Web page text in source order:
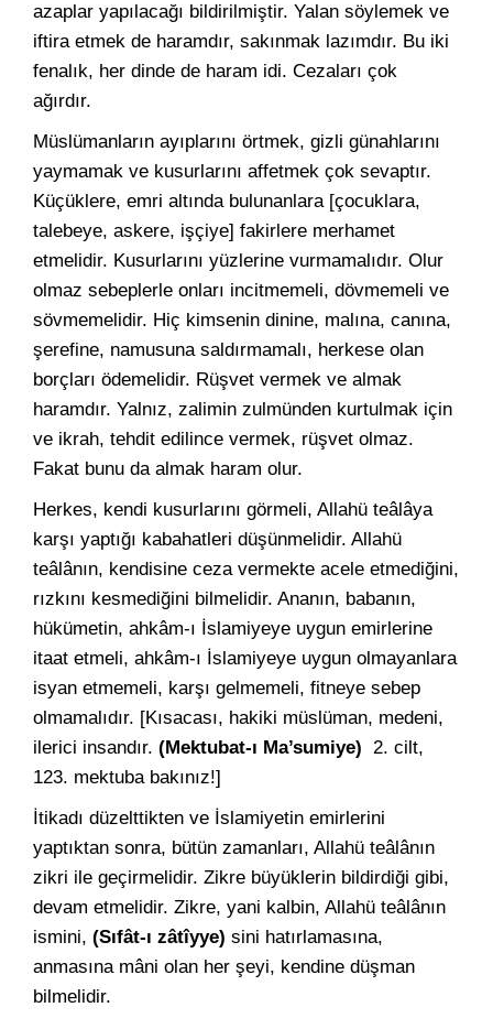
azaplar yapılacağı bildirilmiştir. Yalan söylemek ve
iftira etmek de haramdır, sakınmak lazımdır. Bu iki
fenalık, her dinde de haram idi. Cezaları çok
ağırdır.
Müslümanların ayıplarını örtmek, gizli günahlarını
yaymamak ve kusurlarını affetmek çok sevaptır.
Küçüklere, emri altında bulunanlara [çocuklara,
talebeye, askere, işçiye] fakirlere merhamet
etmelidir. Kusurlarını yüzlerine vurmamalıdır. Olur
olmaz sebeplerle onları incitmemeli, dövmemeli ve
sövmemelidir. Hiç kimsenin dinine, malına, canına,
şerefine, namusuna saldırmamalı, herkese olan
borçları ödemelidir. Rüşvet vermek ve almak
haramdır. Yalnız, zalimin zulmünden kurtulmak için
ve ikrah, tehdit edilince vermek, rüşvet olmaz.
Fakat bunu da almak haram olur.
Herkes, kendi kusurlarını görmeli, Allahü teâlâya
karşı yaptığı kabahatleri düşünmelidir. Allahü
teâlânın, kendisine ceza vermekte acele etmediğini,
rızkını kesmediğini bilmelidir. Ananın, babanın,
hükümetin, ahkâm-ı İslamiyeye uygun emirlerine
itaat etmeli, ahkâm-ı İslamiyeye uygun olmayanlara
isyan etmemeli, karşı gelmemeli, fitneye sebep
olmamalıdır. [Kısacası, hakiki müslüman, medeni,
ilerici insandır. (Mektubat-ı Ma’sumiye) 2. cilt,
123. mektuba bakınız!]
İtikadı düzelttikten ve İslamiyetin emirlerini
yaptıktan sonra, bütün zamanları, Allahü teâlânın
zikri ile geçirmelidir. Zikre büyüklerin bildirdiği gibi,
devam etmelidir. Zikre, yani kalbin, Allahü teâlânın
ismini, (Sıfât-ı zâtîyye) sini hatırlamasına,
anmasına mâni olan her şeyi, kendine düşman
bilmelidir.